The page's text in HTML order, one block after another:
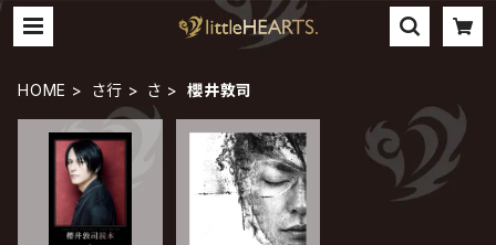
HOME さ行 さ 櫻井敦司